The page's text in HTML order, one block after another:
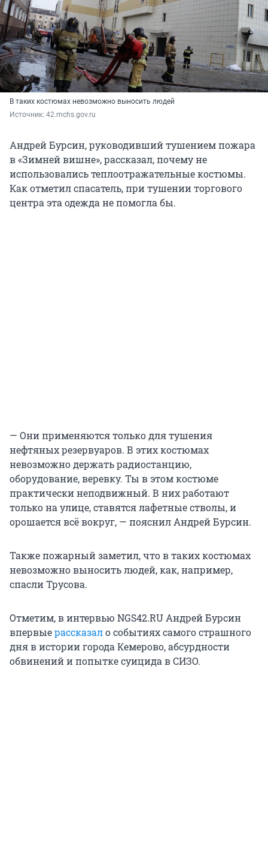
В таких костюмах невозможно выносить людей
Источник: 42.mchs.gov.ru
Андрей Бурсин, руководивший тушением пожара
в «Зимней вишне», рассказал, почему не
использовались теплоотражательные костюмы.
Как отметил спасатель, при тушении торгового
центра эта одежда не помогла бы.
— Они применяются только для тушения
нефтяных резервуаров. В этих костюмах
невозможно держать радиостанцию,
оборудование, веревку. Ты в этом костюме
практически неподвижный. В них работают
только на улице, ставятся лафетные стволы, и
орошается всё вокруг, — пояснил Андрей Бурсин.
Также пожарный заметил, что в таких костюмах
невозможно выносить людей, как, например,
спасли Трусова.
Отметим, в интервью NGS42.RU Андрей Бурсин
впервыерассказало событиях самого страшного
дня в истории города Кемерово, абсурдности
обвинений и попытке суицида в СИЗО.